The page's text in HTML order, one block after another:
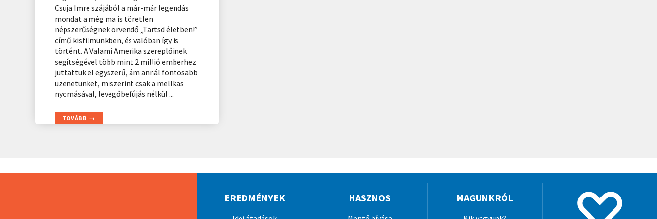
Csuja Imre szájából a már-már legendás
mondat a még ma is töretlen
népszerűségnek örvendő „Tartsd életben!”
című kisfilmünkben, és valóban így is
történt. A Valami Amerika szereplőinek
segítségével több mint 2 millió emberhez
juttattuk el egyszerű, ám annál fontosabb
üzenetünket, miszerint csak a mellkas
nyomásával, levegőbefújás nélkül ...
TOVÁBB
EREDMÉNYEK HASZNOS MAGUNKRÓL